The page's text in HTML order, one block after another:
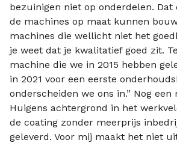
bezuinigen niet op onderdelen.
de machines op maat kunnen
machines die wellicht niet het
je weet dat je kwalitatief goed zit.
machine die we in 2015 hebben
in 2021 voor een eerste
onderscheiden we ons in.” Nog een
Huigens achtergrond in het
de coating zonder meerprijs
geleverd. Voor mij maakt het niet